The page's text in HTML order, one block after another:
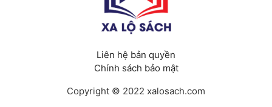
Liên hệ bản quyền
Chính sách bảo mật
Copyright © 2022 xalosach.com